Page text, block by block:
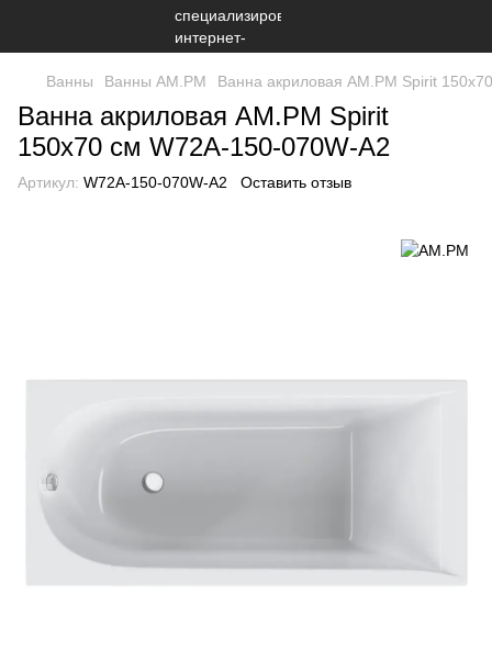
Ванны Ванны AM.PM Ванна акриловая AM.PM Spirit
Ванна акриловая AM.PM Spirit
150x70 см W72A-150-070W-A2
Артикул: W72A-150-070W-A2 Оставить отзыв